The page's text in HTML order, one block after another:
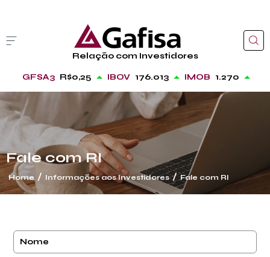
Relação com Investidores
GFSA3 R$0,25 IBOV 176.013 IMOB 1.270
Fale com RI
Home / Informações aos Investidores / Fale com RI